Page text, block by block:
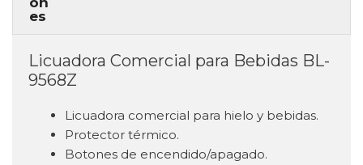
Licuadora Comercial para Bebidas BL-
9568Z
Licuadora comercial para hielo y bebidas.
Protector térmico.
Botones de encendido/apagado.